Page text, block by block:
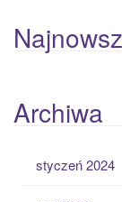
Archiwa
styczeń 2024